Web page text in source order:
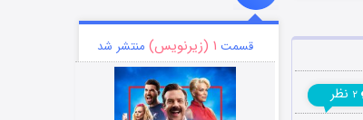
۲ نظر
قسمت ۱ (زیرنویس) منتشر شد